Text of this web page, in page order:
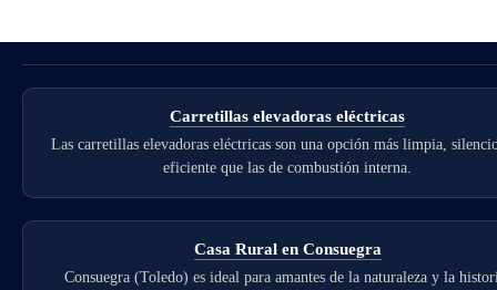
Carretillas elevadoras eléctricas
Las carretillas elevadoras eléctricas son una opción más limpia,
eficiente que las de combustión interna.
Casa Rural en Consuegra
Consuegra (Toledo) es ideal para amantes de la naturaleza y la